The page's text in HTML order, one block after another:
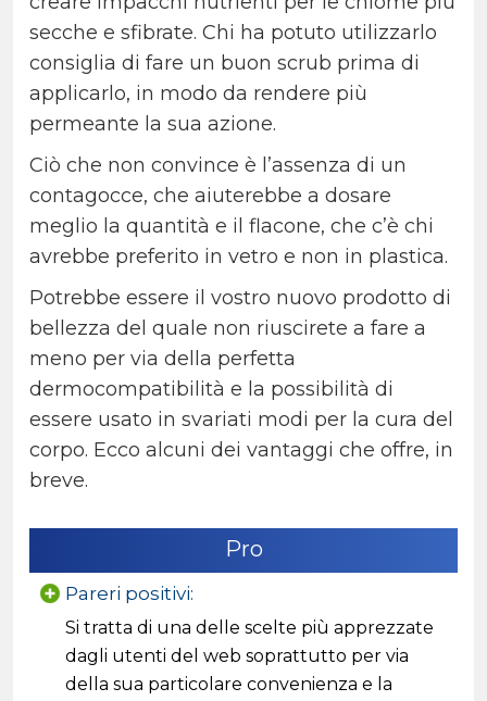
secche e sfibrate. Chi ha potuto utilizzarlo
consiglia di fare un buon scrub prima di
applicarlo, in modo da rendere più
permeante la sua azione.
Ciò che non convince è l’assenza di un
contagocce, che aiuterebbe a dosare
meglio la quantità e il flacone, che c’è chi
avrebbe preferito in vetro e non in plastica.
Potrebbe essere il vostro nuovo prodotto di
bellezza del quale non riuscirete a fare a
meno per via della perfetta
dermocompatibilità e la possibilità di
essere usato in svariati modi per la cura del
corpo. Ecco alcuni dei vantaggi che offre, in
breve.
Pro
Pareri positivi:
Si tratta di una delle scelte più apprezzate
dagli utenti del web soprattutto per via
della sua particolare convenienza e la